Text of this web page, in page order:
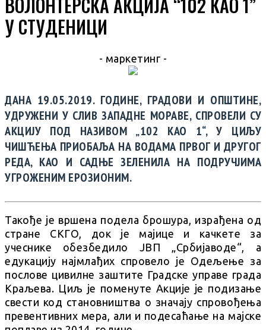
У СТУДЕНИЦИ
- маркетинг -
ДАНА 19.05.2019. ГОДИНЕ, ГРАДОВИ И ОПШТИНЕ,
УДРУЖЕНИ У СЛИВ ЗАПАДНЕ МОРАВЕ, СПРОВЕЛИ СУ
АКЦИЈУ ПОД НАЗИВОМ „102 КАО 1“, У ЦИЉУ
ЧИШЋЕЊА ПРИОБАЉА НА ВОДАМА ПРВОГ И ДРУГОГ
РЕДА, КАО И САДЊЕ ЗЕЛЕНИЛА НА ПОДРУЧЈИМА
УГРОЖЕНИМ ЕРОЗИОНИМ.
Такође је вршена подела брошура, израђена од
стране СКГО, док је мајице и качкете за
учеснике обезбедило ЈВП „Србијаводе“, а
едукацију најмлађих спровело је Одељење за
послове цивилне заштите Градске управе града
Краљева. Циљ је поменуте Акције је подизање
свести код становништва о значају спровођења
превентивних мера, али и подесаћање на мајске